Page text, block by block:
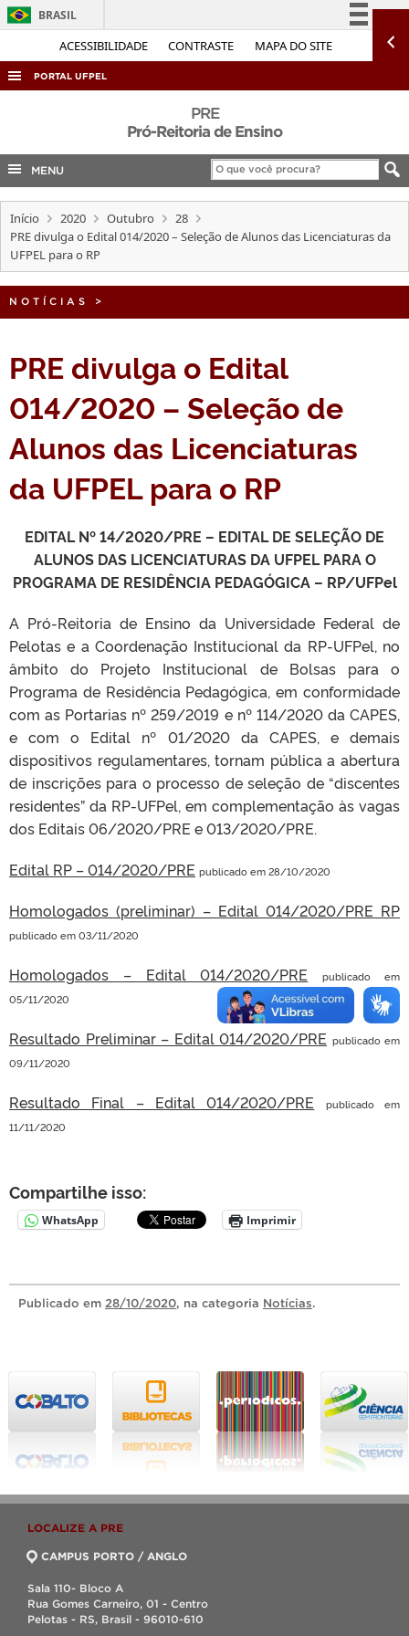
ACESSIBILIDADE CONTRASTE MAPA DO SITE
BRASIL
Simplifique!
Acesso à informação
Legislação
Canais
PORTAL UFPEL
COBALTO
CONCURSOS
EDITAIS
INTERNACIONAL
PRE
Pró-Reitoria de Ensino
MENU
Início 2020 Outubro
28
PRE divulga o Edital 014/2020 – Seleção de Alunos das Licenciaturas da
UFPEL para o RP
NOTÍCIAS >
PRE divulga o Edital
014/2020 – Seleção de
Alunos das Licenciaturas
da UFPEL para o RP
EDITAL Nº 14/2020/PRE – EDITAL DE SELEÇÃO DE
ALUNOS DAS LICENCIATURAS DA UFPEL PARA O
PROGRAMA DE RESIDÊNCIA PEDAGÓGICA – RP/UFPel
A Pró-Reitoria de Ensino da Universidade Federal de
Pelotas e a Coordenação Institucional da RP-UFPel, no
âmbito do Projeto Institucional de Bolsas para o
Programa de Residência Pedagógica, em conformidade
com as Portarias nº 259/2019 e nº 114/2020 da CAPES,
e com o Edital nº 01/2020 da CAPES, e demais
dispositivos regulamentares, tornam pública a abertura
de inscrições para o processo de seleção de “discentes
residentes” da RP-UFPel, em complementação às vagas
dos Editais 06/2020/PRE e 013/2020/PRE.
Edital RP – 014/2020/PRE publicado em 28/10/2020
Homologados (preliminar) – Edital 014/2020/PRE RP
publicado em 03/11/2020
Homologados – Edital 014/2020/PRE
publicado em
05/11/2020
Resultado Preliminar – Edital 014/2020/PRE publicado em
09/11/2020
Resultado Final – Edital 014/2020/PRE
publicado em
11/11/2020
Compartilhe isso:
WhatsApp Imprimir
Publicado em 28/10/2020, na categoria Notícias.
LOCALIZE A PRE
CAMPUS PORTO / ANGLO
Sala 110- Bloco A
Rua Gomes Carneiro, 01 - Centro
Pelotas - RS, Brasil - 96010-610